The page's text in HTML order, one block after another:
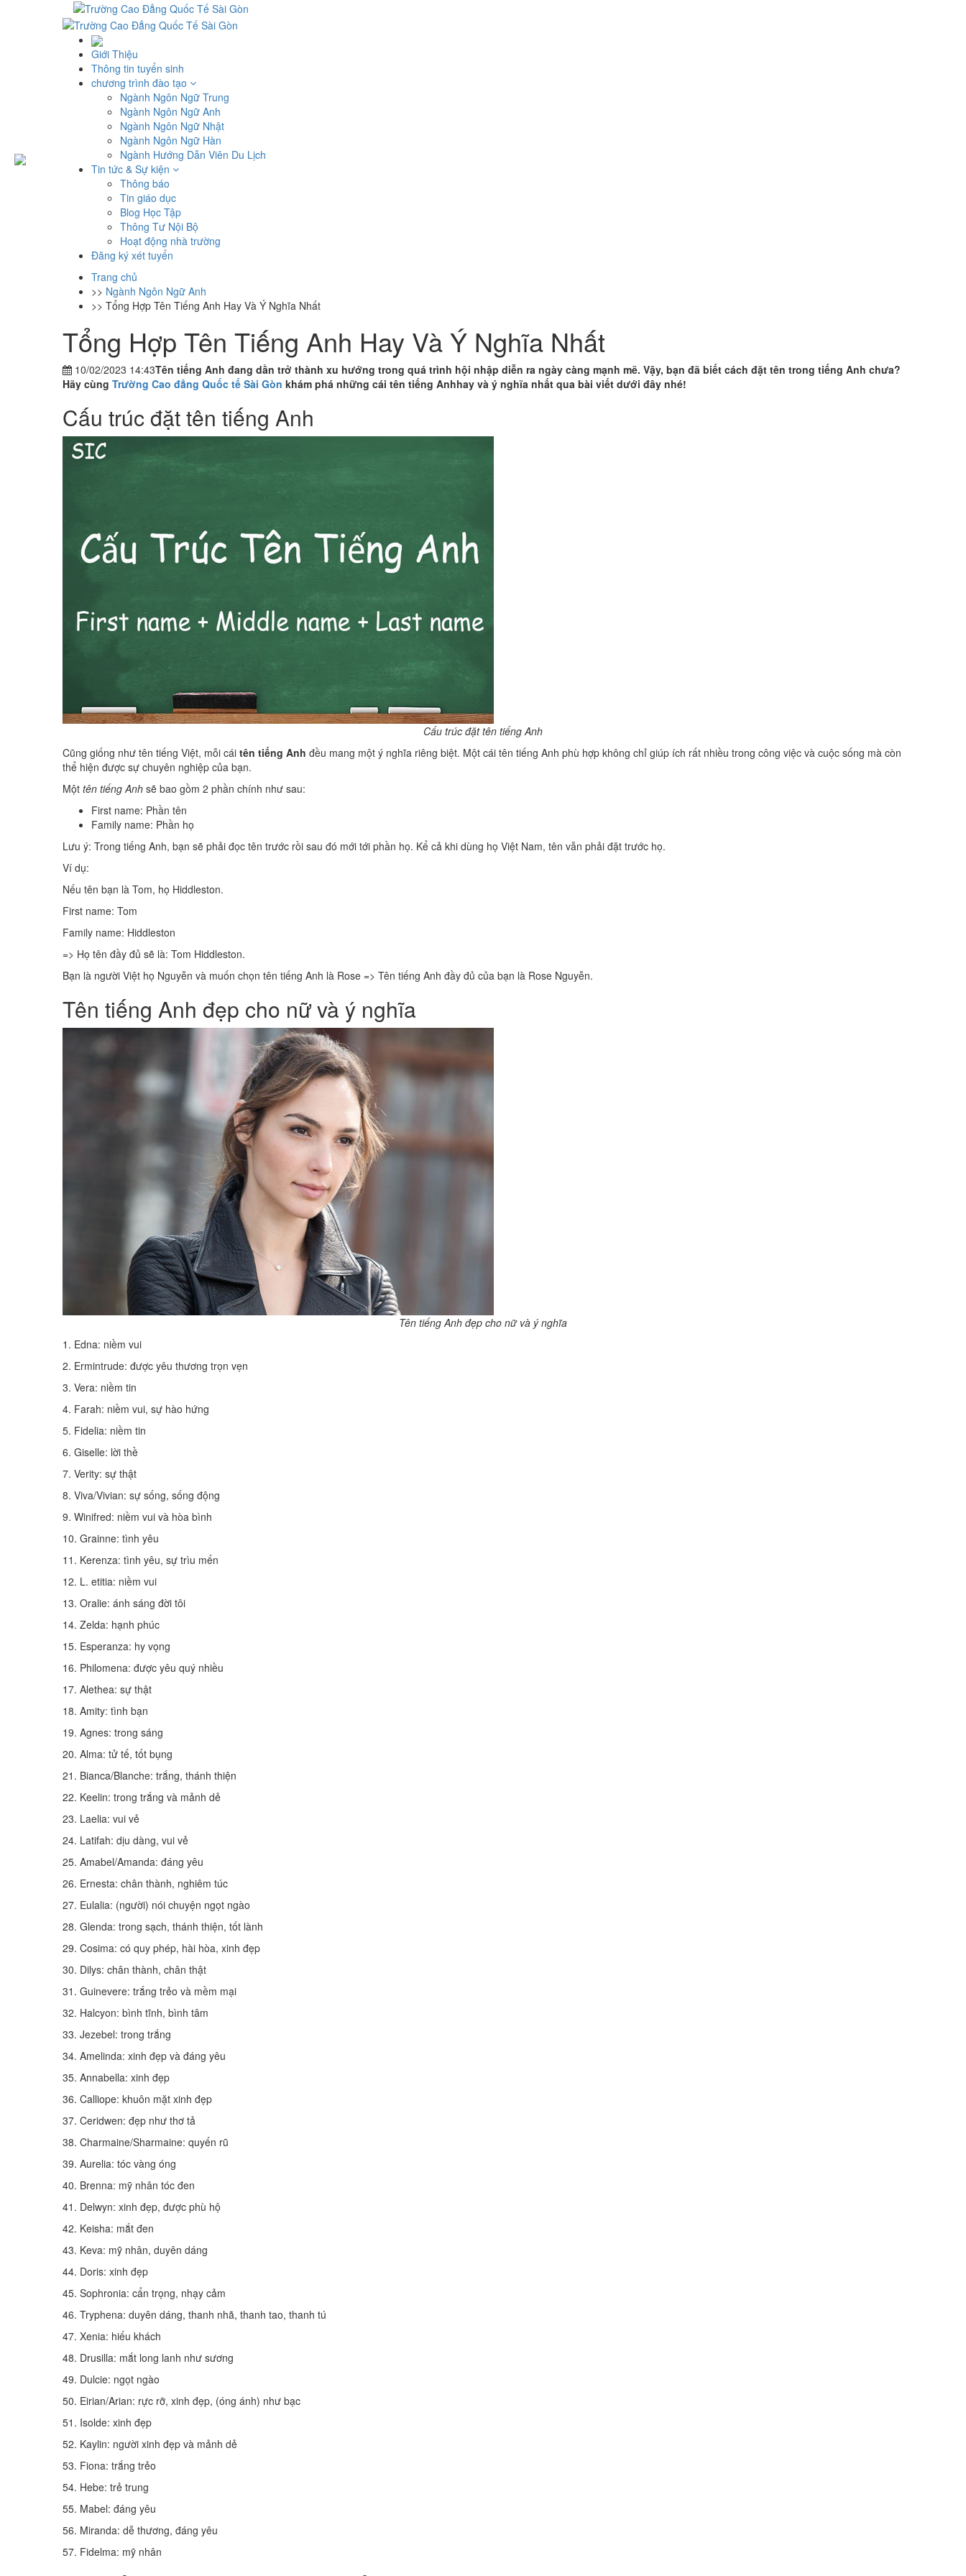
Giới Thiệu
Thông tin tuyển sinh
chương trình đào tạo
Ngành Ngôn Ngữ Trung
Ngành Ngôn Ngữ Anh
Ngành Ngôn Ngữ Nhật
Ngành Ngôn Ngữ Hàn
Ngành Hướng Dẫn Viên Du Lịch
Tin tức & Sự kiện
Thông báo
Tin giáo dục
Blog Học Tập
Thông Tư Nội Bộ
Hoạt động nhà trường
Đăng ký xét tuyển
Trang chủ
>> Ngành Ngôn Ngữ Anh
>> Tổng Hợp Tên Tiếng Anh Hay Và Ý Nghĩa Nhất
Tổng Hợp Tên Tiếng Anh Hay Và Ý Nghĩa Nhất
10/02/2023 14:43Tên tiếng Anh đang dần trở thành xu hướng trong quá trình hội nhập diễn ra ngày càng mạnh mẽ. Vậy, bạn đã biết cách đặt tên trong tiếng Anh chưa?
Hãy cùng Trường Cao đẳng Quốc tế Sài Gòn khám phá những cái tên tiếng Anhhay và ý nghĩa nhất qua bài viết dưới đây nhé!
Cấu trúc đặt tên tiếng Anh
Cấu trúc đặt tên tiếng Anh
Cũng giống như tên tiếng Việt, mỗi cái tên tiếng Anh đều mang một ý nghĩa riêng biệt. Một cái tên tiếng Anh phù hợp không chỉ giúp ích rất nhiều trong công việc và cuộc sống mà còn
thể hiện được sự chuyên nghiệp của bạn.
Một tên tiếng Anh sẽ bao gồm 2 phần chính như sau:
First name: Phần tên
Family name: Phần họ
Lưu ý: Trong tiếng Anh, bạn sẽ phải đọc tên trước rồi sau đó mới tới phần họ. Kể cả khi dùng họ Việt Nam, tên vẫn phải đặt trước họ.
Ví dụ:
Nếu tên bạn là Tom, họ Hiddleston.
First name: Tom
Family name: Hiddleston
=> Họ tên đầy đủ sẽ là: Tom Hiddleston.
Bạn là người Việt họ Nguyễn và muốn chọn tên tiếng Anh là Rose => Tên tiếng Anh đầy đủ của bạn là Rose Nguyễn.
Tên tiếng Anh đẹp cho nữ và ý nghĩa
Tên tiếng Anh đẹp cho nữ và ý nghĩa
1. Edna: niềm vui
2. Ermintrude: được yêu thương trọn vẹn
3. Vera: niềm tin
4. Farah: niềm vui, sự hào hứng
5. Fidelia: niềm tin
6. Giselle: lời thề
7. Verity: sự thật
8. Viva/Vivian: sự sống, sống động
9. Winifred: niềm vui và hòa bình
10. Grainne: tình yêu
11. Kerenza: tình yêu, sự trìu mến
12. L. etitia: niềm vui
13. Oralie: ánh sáng đời tôi
14. Zelda: hạnh phúc
15. Esperanza: hy vọng
16. Philomena: được yêu quý nhiều
17. Alethea: sự thật
18. Amity: tình bạn
19. Agnes: trong sáng
20. Alma: tử tế, tốt bụng
21. Bianca/Blanche: trắng, thánh thiện
22. Keelin: trong trắng và mảnh dẻ
23. Laelia: vui vẻ
24. Latifah: dịu dàng, vui vẻ
25. Amabel/Amanda: đáng yêu
26. Ernesta: chân thành, nghiêm túc
27. Eulalia: (người) nói chuyện ngọt ngào
28. Glenda: trong sạch, thánh thiện, tốt lành
29. Cosima: có quy phép, hài hòa, xinh đẹp
30. Dilys: chân thành, chân thật
31. Guinevere: trắng trẻo và mềm mại
32. Halcyon: bình tĩnh, bình tâm
33. Jezebel: trong trắng
34. Amelinda: xinh đẹp và đáng yêu
35. Annabella: xinh đẹp
36. Calliope: khuôn mặt xinh đẹp
37. Ceridwen: đẹp như thơ tả
38. Charmaine/Sharmaine: quyến rũ
39. Aurelia: tóc vàng óng
40. Brenna: mỹ nhân tóc đen
41. Delwyn: xinh đẹp, được phù hộ
42. Keisha: mắt đen
43. Keva: mỹ nhân, duyên dáng
44. Doris: xinh đẹp
45. Sophronia: cẩn trọng, nhạy cảm
46. Tryphena: duyên dáng, thanh nhã, thanh tao, thanh tú
47. Xenia: hiếu khách
48. Drusilla: mắt long lanh như sương
49. Dulcie: ngọt ngào
50. Eirian/Arian: rực rỡ, xinh đẹp, (óng ánh) như bạc
51. Isolde: xinh đẹp
52. Kaylin: người xinh đẹp và mảnh dẻ
53. Fiona: trắng trẻo
54. Hebe: trẻ trung
55. Mabel: đáng yêu
56. Miranda: dễ thương, đáng yêu
57. Fidelma: mỹ nhân